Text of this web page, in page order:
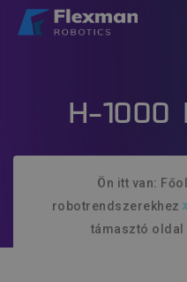
Ajánlatkérés
H-1000
Ön itt van:
robotrendszerekhez
támasztó oldal